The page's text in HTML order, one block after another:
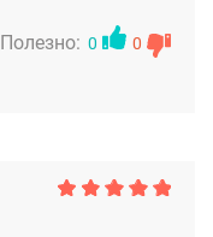
изменениях во
к нему.
Полезно: 0 0